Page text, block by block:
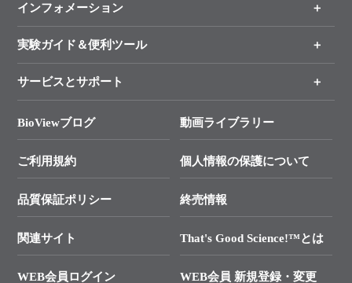
手法から製品を探す
新製品情報
オンライン注文
インフォメーション
キャンペーン
タカラバイオ各種会員募集のお知らせ
終売製品のお知らせ
価格改定のご案内
技術セミナーのご案内
タカラバイオ発表文献
実験ガイド＆便利ツール
リアルタイムPCR実験のススメ
幹細胞・再生医療研究ガイド
クローニング実験ガイド
SMARTer NGSポータルサイト
プライマー設計
制限酵素切断サイトの検索
サービスとサポート
総合お問い合わせ
├ 実験コンシェルジュ
├ 受託サービスお問い合わせ
└ カスタム製造お問い合わせ
BioViewブログ 動画ライブラリー
ご利用規約 個人情報の保護について
品質保証ポリシー 終売情報
関連サイト That's Good Science!™とは
WEB会員ログイン WEB会員 新規登録・変更